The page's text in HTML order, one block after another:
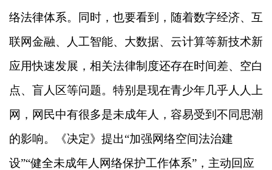
络法律体系。同时，也要看到，随着数字经济、互
联网金融、人工智能、大数据、云计算等新技术新
应用快速发展，相关法律制度还存在时间差、空白
点、盲人区等问题。特别是现在青少年几乎人人上
网，网民中有很多是未成年人，容易受到不同思潮
的影响。《决定》提出“加强网络空间法治建
设”“健全未成年人网络保护工作体系”，主动回应